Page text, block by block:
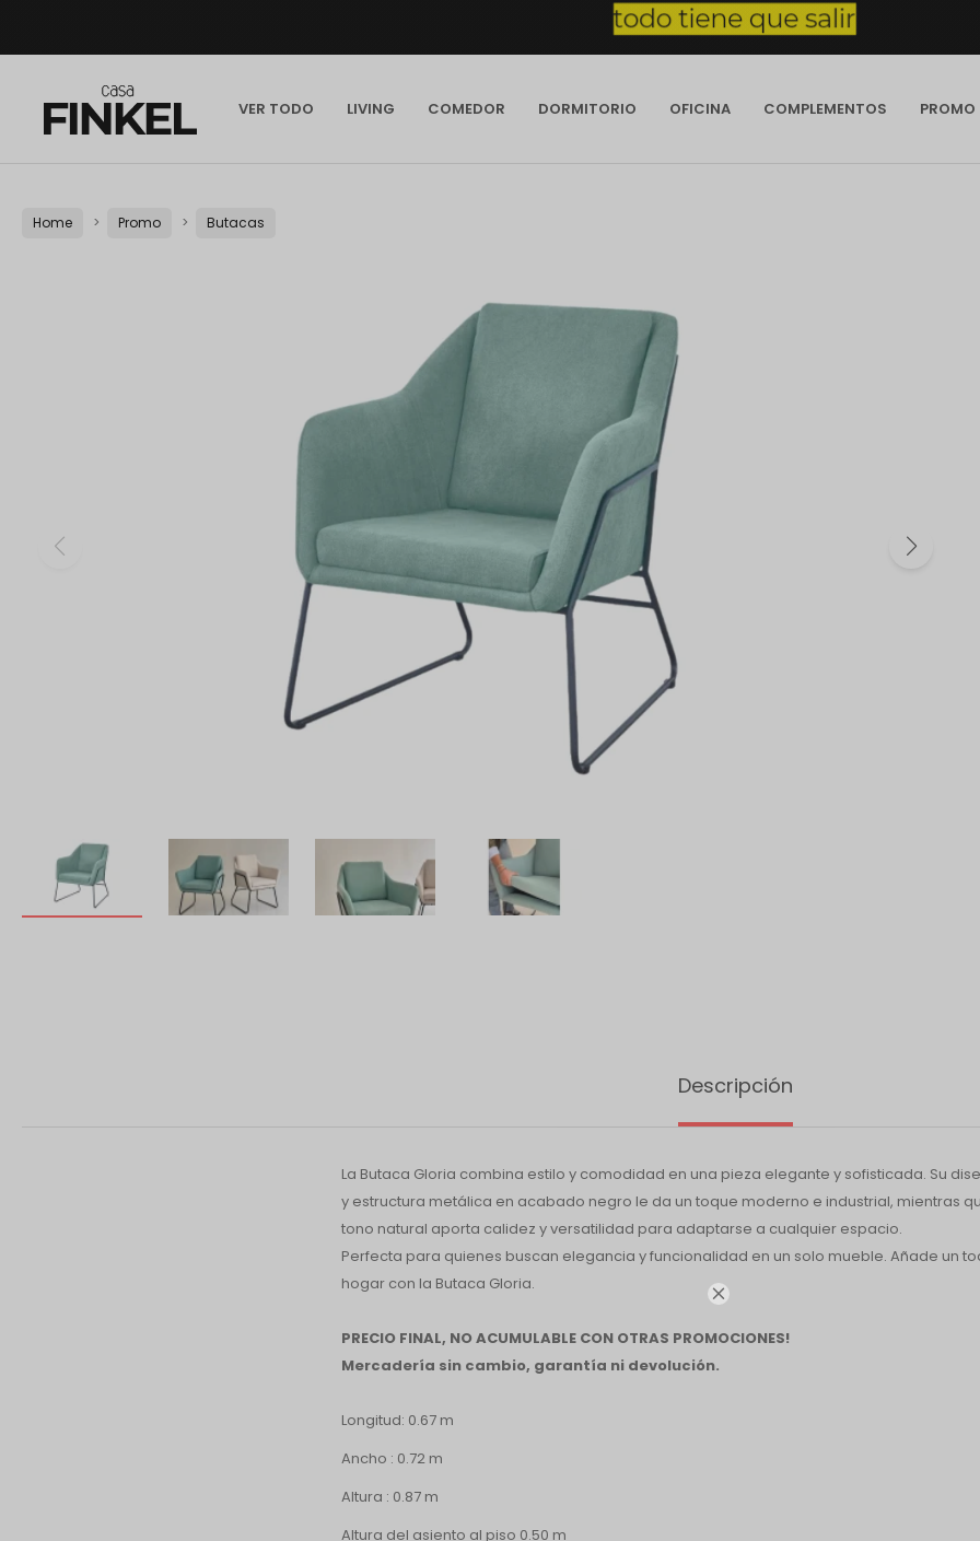

VER TODO LIVING COMEDOR DORMITORIO OFICINA COMPLEMENTOS PROMO
Home Promo Butacas
Descripción
La Butaca Gloria combina estilo y comodidad en una pieza elegante y sofisticada. Su
y estructura metálica en acabado negro le da un toque moderno e industrial, mientras
tono natural aporta calidez y versatilidad para adaptarse a cualquier espacio.
Perfecta para quienes buscan elegancia y funcionalidad en un solo mueble. Añade un
hogar con la Butaca Gloria.
PRECIO FINAL, NO ACUMULABLE CON OTRAS PROMOCIONES!
Mercadería sin cambio, garantía ni devolución.
Longitud: 0.67 m
Ancho : 0.72 m
Altura : 0.87 m
Altura del asiento al piso 0.50 m